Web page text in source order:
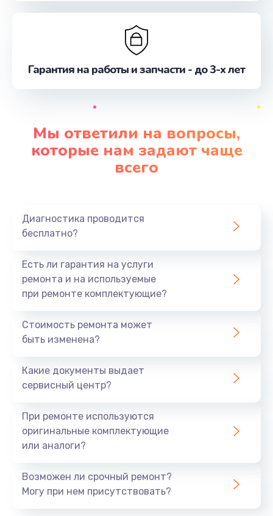
Гарантия на работы и запчасти - до 3-х лет
Мы ответили на вопросы,
которые нам задают чаще
всего
Диагностика проводится
бесплатно?
Есть ли гарантия на услуги
ремонта и на используемые
при ремонте комплектующие?
Стоимость ремонта может
быть изменена?
Какие документы выдает
сервисный центр?
При ремонте используются
оригинальные комплектующие
или аналоги?
Возможен ли срочный ремонт?
Могу при нем присутствовать?